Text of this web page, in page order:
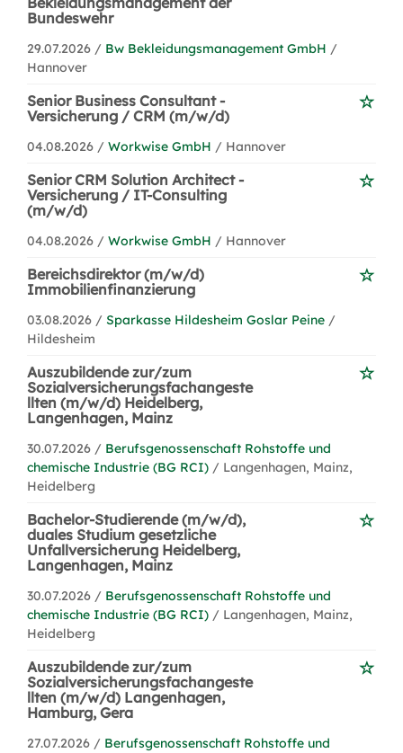
Bundeswehr
29.07.2026 / Bw Bekleidungsmanagement GmbH /
Hannover
Senior Business Consultant -
Versicherung / CRM (m/w/d)
04.08.2026 / Workwise GmbH / Hannover
Senior CRM Solution Architect -
Versicherung / IT-Consulting
(m/w/d)
04.08.2026 / Workwise GmbH / Hannover
Bereichsdirektor (m/w/d)
Immobilienfinanzierung
03.08.2026 / Sparkasse Hildesheim Goslar Peine /
Hildesheim
Auszubildende zur/zum
Sozialversicherungsfachangeste
llten (m/w/d) Heidelberg,
Langenhagen, Mainz
30.07.2026 / Berufsgenossenschaft Rohstoffe und
chemische Industrie (BG RCI) / Langenhagen, Mainz,
Heidelberg
Bachelor-Studierende (m/w/d),
duales Studium gesetzliche
Unfallversicherung Heidelberg,
Langenhagen, Mainz
30.07.2026 / Berufsgenossenschaft Rohstoffe und
chemische Industrie (BG RCI) / Langenhagen, Mainz,
Heidelberg
Auszubildende zur/zum
Sozialversicherungsfachangeste
llten (m/w/d) Langenhagen,
Hamburg, Gera
27.07.2026 / Berufsgenossenschaft Rohstoffe und